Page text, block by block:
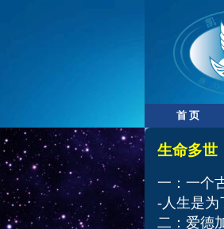
首 页
​​生命多世
一：一个
-人生是为
二：爱德